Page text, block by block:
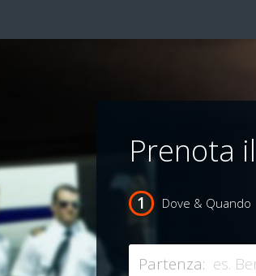
Prenota
Dove & Quando
Partenza: